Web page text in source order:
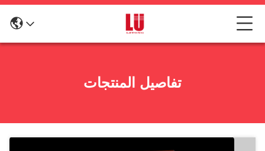
تفاصيل المنتجات